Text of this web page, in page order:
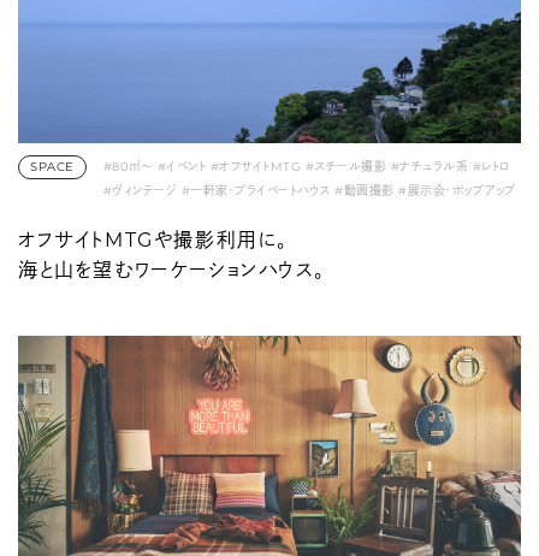
SPACE #80㎡〜 #イベント #オフサイトMTG #スチール撮影 #ナチュラル系 #レトロ
#ヴィンテージ #一軒家・プライベートハウス #動画撮影 #展示会・ポップアップ
オフサイトMTGや撮影利用に。
海と山を望むワーケーションハウス。